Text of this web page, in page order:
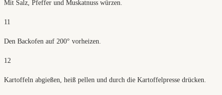
Mit Salz, Pfeffer und Muskatnuss würzen.
11
Den Backofen auf 200° vorheizen.
12
Kartoffeln abgießen, heiß pellen und durch die Kartoffelpresse drücken.